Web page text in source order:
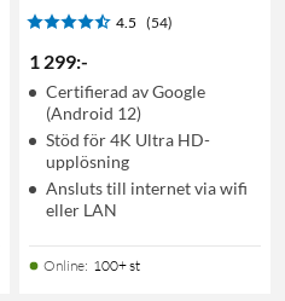
4.5 (54)
1 299:-
Certifierad av Google
(Android 12)
Stöd för 4K Ultra HD-
upplösning
Ansluts till internet via wifi
eller LAN
Online: 100+ st